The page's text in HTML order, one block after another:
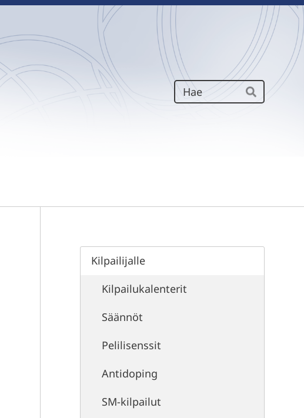
Haku
Hae
Kilpailijalle
Kilpailukalenterit
Säännöt
Pelilisenssit
Antidoping
SM-kilpailut